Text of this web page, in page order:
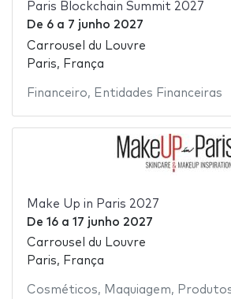
Paris Blockchain Summit 2027
De 6a 7 junho 2027
Carrousel du Louvre
Paris, França
Financeiro, Entidades Financeiras
Make Up in Paris 2027
De 16a 17 junho 2027
Carrousel du Louvre
Paris, França
Cosméticos, Maquiagem,